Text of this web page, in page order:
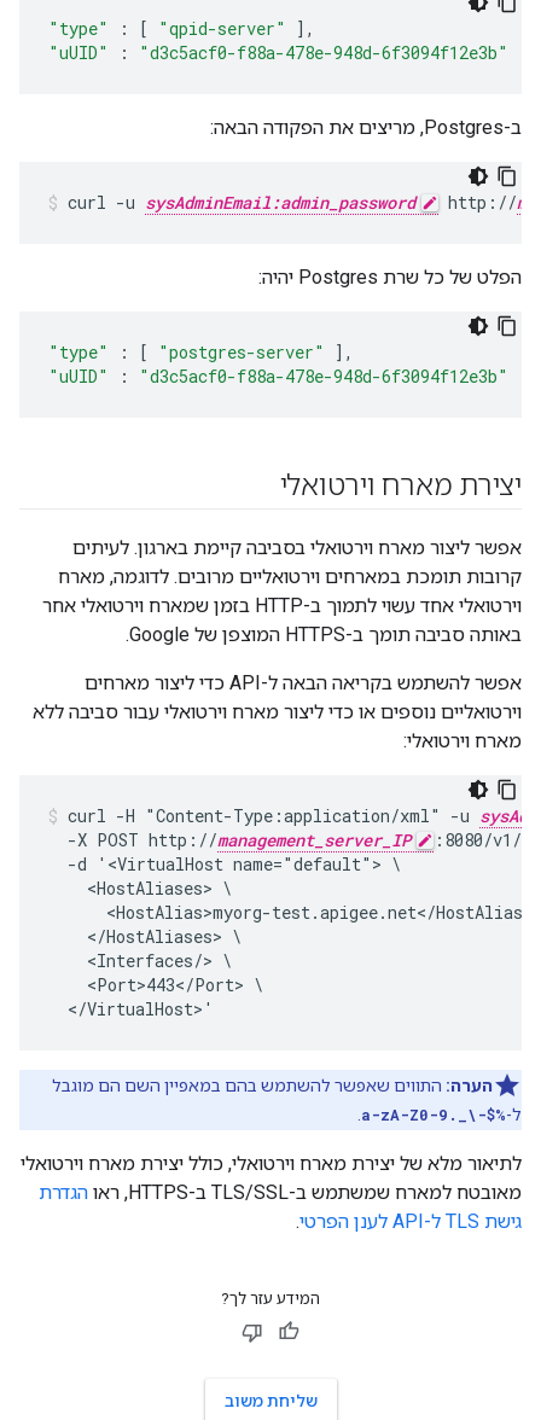
"type" : [ "qpid-server"
],
"uUID"
: "d3c5acf0-f88a-478e-948d-6f3094f12e3b"
ב-Postgres, מריצים את הפקודה הבאה:
curl -u sysAdminEmail:admin_password http://
הפלט של כל שרת Postgres יהיה:
"type" : [ "postgres-server"
],
"uUID"
: "d3c5acf0-f88a-478e-948d-6f3094f12e3b"
יצירת מארח וירטואלי
אפשר ליצור מארח וירטואלי בסביבה קיימת בארגון. לעיתים
קרובות תומכת במארחים וירטואליים מרובים. לדוגמה, מארח
וירטואלי אחד עשוי לתמוך ב-HTTP בזמן שמארח וירטואלי אחר
באותה סביבה תומך ב-HTTPS המוצפן של Google.
אפשר להשתמש בקריאה הבאה ל-API כדי ליצור מארחים
וירטואליים נוספים או כדי ליצור מארח וירטואלי עבור סביבה ללא
מארח וירטואלי:
curl -H "Content-Type:application/xml" -u
  -X POST http://
management_server_IP
:8080/v1/
  -d '<VirtualHost name="default"> \
    <HostAliases> \
<HostAlias>myorg-test.apigee.net</HostAlias>
    </HostAliases> \
    <Interfaces/> \
    <Port>443</Port> \
  </VirtualHost>'
הערה: התווים שאפשר להשתמש בהם במאפיין השם הם מוגבל
ל-a-zA-Z0-9._\-$%
לתיאור מלא של יצירת מארח וירטואלי, כולל יצירת מארח וירטואלי
מאובטח למארח שמשתמש ב-TLS/SSL ב-HTTPS, ראו
הגדרת
גישת TLS ל-API לענן הפרטי
.
המידע עזר לך?
שליחת משוב